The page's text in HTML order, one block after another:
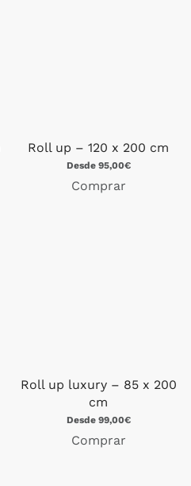
Roll up – 120 x 200 cm
Desde 95,00€
Comprar
Roll up luxury – 85 x 200
cm
Desde 99,00€
Comprar